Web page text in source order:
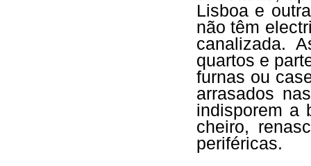
Lisboa e
não têm
canalizada.
quartos e
furnas ou
arrasados
indisporem a
cheiro,
periféricas.